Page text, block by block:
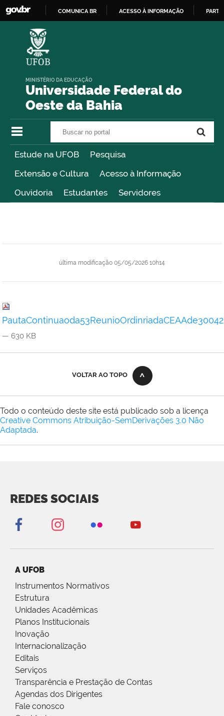
COMUNICA BR ACESSO À INFORMAÇÃO
Universidade Federal do
Oeste da Bahia
MINISTÉRIO DA EDUCAÇÃO
Estude na UFOB
Pesquisa
Extensão e Cultura
Acesso à Informação
Ouvidoria
Estudantes Servidores
última modificação 05/05/2026 10h14
— 630 KB
VOLTAR AO TOPO
Todo o conteúdo deste site está publicado sob a licença
Creative Commons Atribuição-SemDerivações 3.0 Não
Adaptada.
REDES SOCIAIS
A UFOB
Instrumentos Normativos
Estrutura
Unidades Acadêmicas
Planos Institucionais
Inovação
Internacionalização
Editais
Serviços
Transparência e Prestação de Contas
Agendas dos Dirigentes
Fale conosco